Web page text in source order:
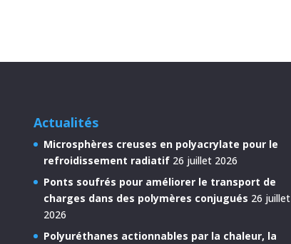
Actualités
Microsphères creuses en polyacrylate pour le
refroidissement radiatif 26 juillet 2026
Ponts soufrés pour améliorer le transport de
charges dans des polymères conjugués 26 juillet
2026
Polyuréthanes actionnables par la chaleur, la